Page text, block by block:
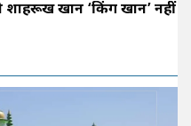
शाहरूख खान ‘किंग खान’ नहीं